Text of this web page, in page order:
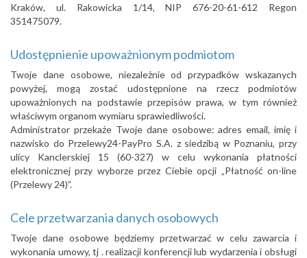
Kraków, ul. Rakowicka 1/14, NIP 676-20-61-612 Regon
351475079.
Udostępnienie upoważnionym podmiotom
Twoje dane osobowe, niezależnie od przypadków wskazanych
powyżej, mogą zostać udostępnione na rzecz podmiotów
upoważnionych na podstawie przepisów prawa, w tym również
właściwym organom wymiaru sprawiedliwości.
Administrator przekaże Twoje dane osobowe: adres email, imię i
nazwisko do Przelewy24-PayPro S.A. z siedzibą w Poznaniu, przy
ulicy Kanclerskiej 15 (60-327) w celu wykonania płatności
elektronicznej przy wyborze przez Ciebie opcji „Płatność on-line
(Przelewy 24)”.
Cele przetwarzania danych osobowych
Twoje dane osobowe będziemy przetwarzać w celu zawarcia i
wykonania umowy, tj . realizacji konferencji lub wydarzenia i obsługi